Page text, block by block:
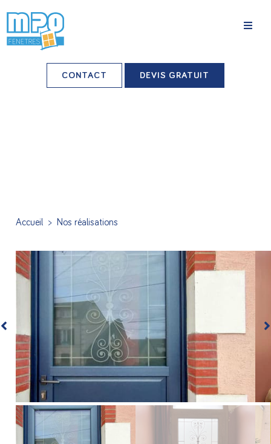
Nos agences
Nos produits
CONTACT DEVIS GRATUIT
Accueil > Nos réalisations